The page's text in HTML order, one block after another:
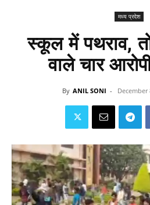
मध्य प्रदेश
स्कूल में पथराव,
वाले चार
By ANIL SONI - December